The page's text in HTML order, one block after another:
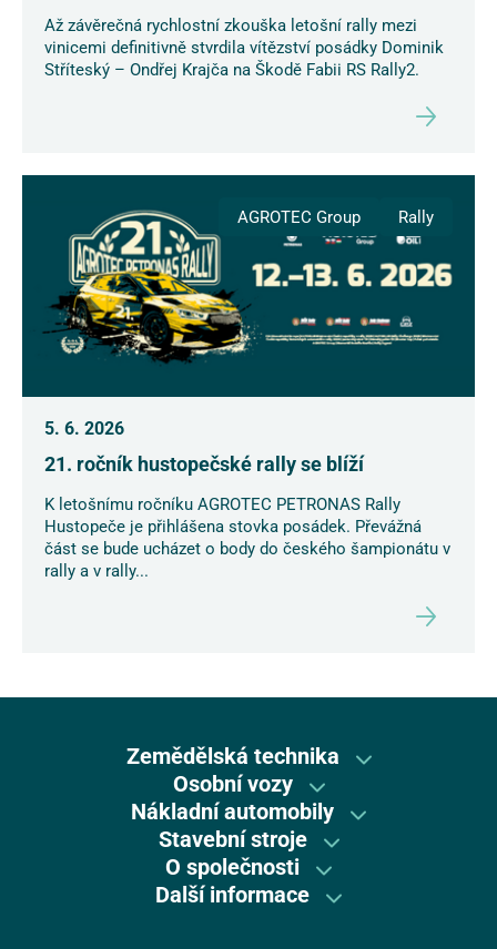
Až závěrečná rychlostní zkouška letošní rally mezi
vinicemi definitivně stvrdila vítězství posádky Dominik
Stříteský – Ondřej Krajča na Škodě Fabii RS Rally2.
AGROTEC Group Rally
5. 6. 2026
21. ročník hustopečské rally se blíží
K letošnímu ročníku AGROTEC PETRONAS Rally
Hustopeče je přihlášena stovka posádek. Převážná
část se bude ucházet o body do českého šampionátu v
rally a v rally...
Zemědělská technika
Zemědělská technika
Závěsná technika
Precizní zemědělství
New Holland, Vitibot, Braud
Osobní vozy
DR Automobiles
Nové vozy Škoda
Nové vozy Kia
Nákladní automobily
Vozy IVECO
Vozy Fiat Professional
Stavební stroje
Stavební technika CASE CE
Stavební technika New Holland
O společnosti
Kariéra
Další informace